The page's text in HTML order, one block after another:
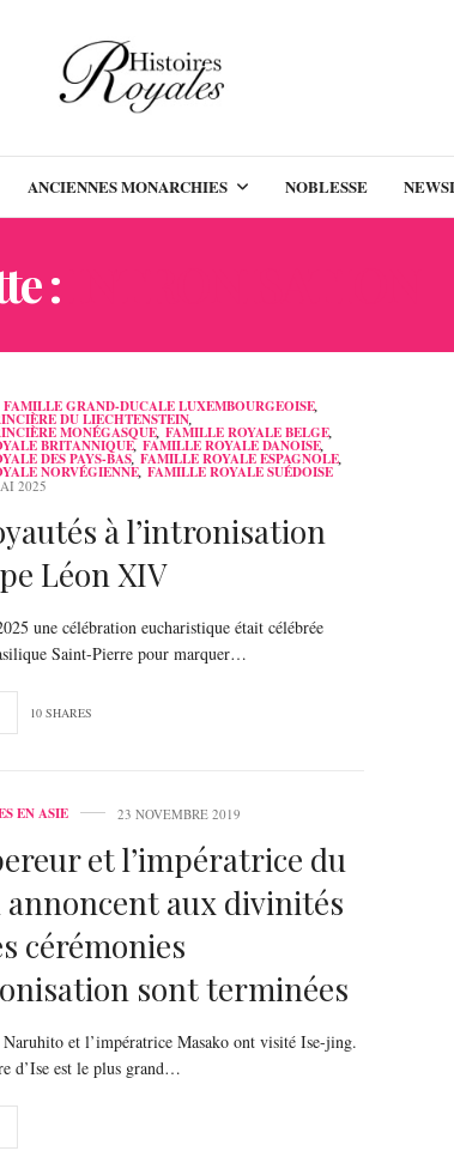
ANCIENNES MONARCHIES NOBLESSE
:
FAMILLE GRAND-DUCALE LUXEMBOURGEOISE,
DU LIECHTENSTEIN,
MONÉGASQUE, FAMILLE ROYALE BELGE,
BRITANNIQUE, FAMILLE ROYALE DANOISE,
DES PAYS-BAS, FAMILLE ROYALE ESPAGNOLE,
NORVÉGIENNE, FAMILLE ROYALE SUÉDOISE
2025
à l’intronisation
Léon XIV
une célébration eucharistique était célébrée
Saint-Pierre pour marquer…
10 SHARES
EN ASIE 23 NOVEMBRE 2019
et l’impératrice du
annoncent aux divinités
cérémonies
sont terminées
Naruhito et l’impératrice Masako ont visité Ise-jing.
d’Ise est le plus grand…